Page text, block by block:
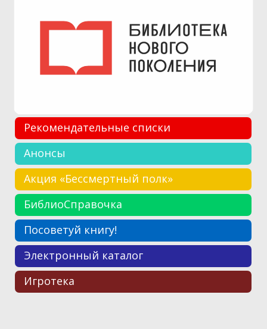
Рекомендательные списки
Анонсы
Акция «Бессмертный полк»
БиблиоСправочка
Посоветуй книгу!
Электронный каталог
Игротека